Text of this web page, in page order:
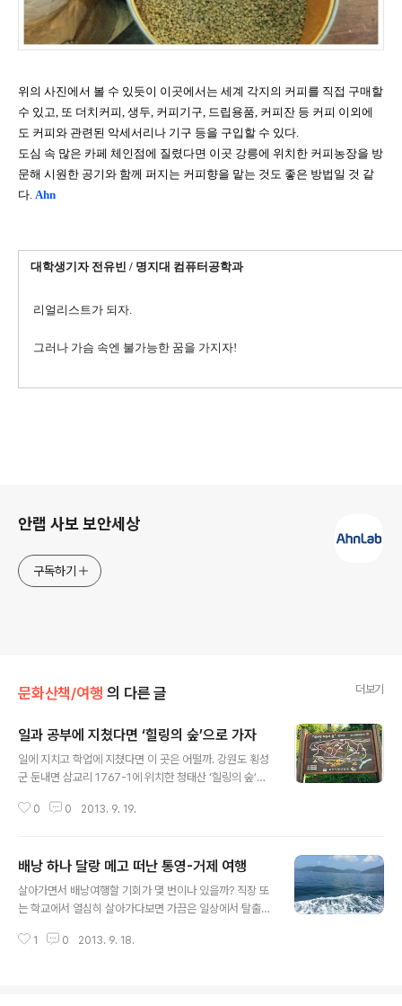
위의 사진에서 볼 수 있듯이 이곳에서는 세계 각지의 커피를 직접 구매할
수 있고 또 더치커피 생두 커피기구 드립용품 커피잔 등 커피 이외에
도 커피와 관련된 악세서리나 기구 등을 구입할 수 있다
도심 속 많은 카페 체인점에 질렸다면 이곳 강릉에 위치한 커피농장을 방
문해 시원한 공기와 함께 퍼지는 커피향을 맡는 것도 좋은 방법일 것 같
다 Ahn
대학생기자 전유빈 / 명지대 컴퓨터공학과
리얼리스트가 되자.
그러나 가슴 속엔 불가능한 꿈을 가지자!
안랩 사보 보안세상
구독하기
문화산책/여행 의 다른 글 더보기
일과 공부에 지쳤다면 ‘힐링의 숲’으로 가자
일에 지치고 학업에 지쳤다면 이 곳은 어떨까. 강원도 횡성
군 둔내면 삼교리 1767-1에 위치한 청태산 ‘힐링의 숲’은
게 잠시 쉬어갈 수 있는 여유를 주는 그런 곳이다. 이곳의
를 점검할 수 있도록 측정해주고 이에 대한 상담도 병행해
서 진행한다. 그 후에 본격적으로 힐링 체험이 시작된다. 먼
저 숲을 걸어다니면서 조용한 숲에서 나를 돌아보고 지친
이 되는 것을 느낄 수 있다. 그 후에는 물치유와 열치유를
0 0 2013. 9. 19.
배낭 하나 달랑 메고 떠난 통영-거제 여행
살아가면서 배낭여행할 기회가 몇 번이나 있을까? 직장 또
는 학교에서 열심히 살아가다보면 가끔은 일상에서 탈출해
들고 여기저기 돌아다니다보면 예상하지 못한 일들을 경험
1 0 2013. 9. 18.